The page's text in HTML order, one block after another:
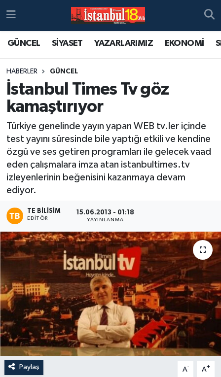
GÜNCEL SİYASET YAZARLARIMIZ EKONOMİ
HABERLER GÜNCEL
İstanbul Times Tv göz
kamaştırıyor
Türkiye genelinde yayın yapan WEB tv.ler içinde
test yayını süresinde bile yaptığı etkili ve kendine
özgü ve ses getiren programları ile gelecek vaad
eden çalışmalara imza atan istanbultimes.tv
izleyenlerinin beğenisini kazanmaya devam
ediyor.
TE BILISIM
EDITÖR
15.06.2013 - 01:18
YAYINLANMA
Paylaş A- A+